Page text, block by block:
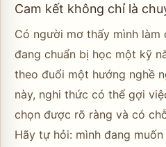
Cam kết không chỉ là
Có người mơ thấy mình làm
đang chuẩn bị học một kỹ
theo đuổi một hướng nghề
này, nghi thức có thể gợi
chọn được rõ ràng và có
Hãy tự hỏi: mình đang